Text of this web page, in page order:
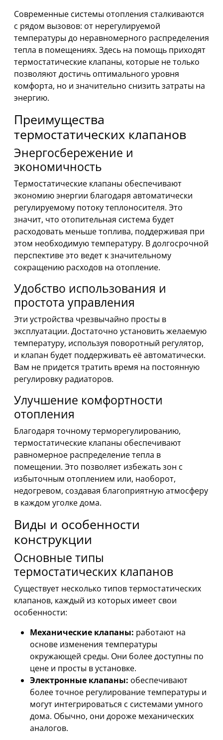
Современные системы отопления сталкиваются
с рядом вызовов: от нерегулируемой
температуры до неравномерного распределения
тепла в помещениях. Здесь на помощь приходят
термостатические клапаны, которые не только
позволяют достичь оптимального уровня
комфорта, но и значительно снизить затраты на
энергию.
Преимущества
термостатических клапанов
Энергосбережение и
экономичность
Термостатические клапаны обеспечивают
экономию энергии благодаря автоматически
регулируемому потоку теплоносителя. Это
значит, что отопительная система будет
расходовать меньше топлива, поддерживая при
этом необходимую температуру. В долгосрочной
перспективе это ведет к значительному
сокращению расходов на отопление.
Удобство использования и
простота управления
Эти устройства чрезвычайно просты в
эксплуатации. Достаточно установить желаемую
температуру, используя поворотный регулятор,
и клапан будет поддерживать её автоматически.
Вам не придется тратить время на постоянную
регулировку радиаторов.
Улучшение комфортности
отопления
Благодаря точному терморегулированию,
термостатические клапаны обеспечивают
равномерное распределение тепла в
помещении. Это позволяет избежать зон с
избыточным отоплением или, наоборот,
недогревом, создавая благоприятную атмосферу
в каждом уголке дома.
Виды и особенности
конструкции
Основные типы
термостатических клапанов
Существует несколько типов термостатических
клапанов, каждый из которых имеет свои
особенности:
Механические клапаны: работают на
основе изменения температуры
окружающей среды. Они более доступны по
цене и просты в установке.
Электронные клапаны: обеспечивают
более точное регулирование температуры и
могут интегрироваться с системами умного
дома. Обычно, они дороже механических
аналогов.